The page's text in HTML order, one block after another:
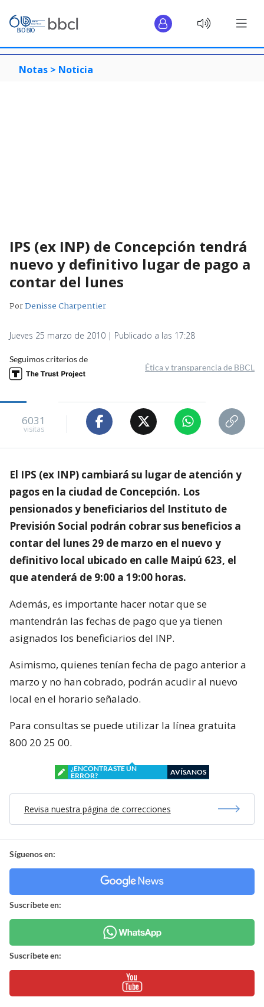
Notas > Noticia
IPS (ex INP) de Concepción tendrá
nuevo y definitivo lugar de pago a
contar del lunes
PorDenisse Charpentier
Jueves 25 marzo de 2010 | Publicado a las 17:28
Seguimos criterios de
Ética y transparencia de BBCL
6031
visitas
El IPS (ex INP) cambiará su lugar de atención y
pagos en la ciudad de Concepción. Los
pensionados y beneficiarios del Instituto de
Previsión Social podrán cobrar sus beneficios a
contar del lunes 29 de marzo en el nuevo y
definitivo local ubicado en calle Maipú 623, el
que atenderá de 9:00 a 19:00 horas.
Además, es importante hacer notar que se
mantendrán las fechas de pago que ya tienen
asignados los beneficiarios del INP.
Asimismo, quienes tenían fecha de pago anterior a
marzo y no han cobrado, podrán acudir al nuevo
local en el horario señalado.
Para consultas se puede utilizar la línea gratuita
800 20 25 00.
¿ENCONTRASTE UN
ERROR?
AVÍSANOS
Revisa nuestra página de correcciones
Síguenos en:
Suscríbete en:
Suscríbete en: